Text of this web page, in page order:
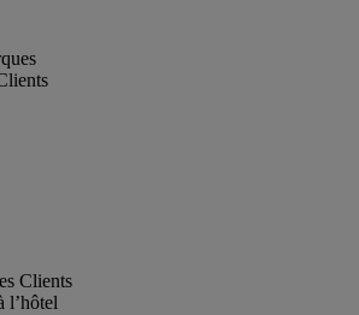
Clients
l’hôtel